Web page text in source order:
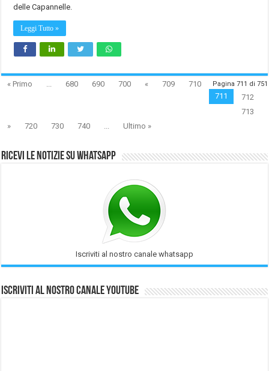
delle Capannelle.
Leggi Tutto »
Pagina 711 di 751
« Primo ... 680 690 700 « 709
710
711
712
713
»
720 730 740 ... Ultimo »
Ricevi le notizie su Whatsapp
Iscriviti al nostro canale whatsapp
Iscriviti al nostro Canale Youtube